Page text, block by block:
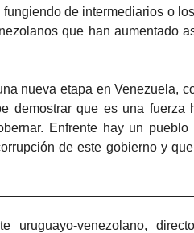
de intermediarios o
que han aumentado
nueva etapa en Venezuela,
demostrar que es una fuerza
Enfrente hay un pueblo
de este gobierno y
uruguayo-venezolano,